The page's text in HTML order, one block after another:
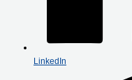
LinkedIn